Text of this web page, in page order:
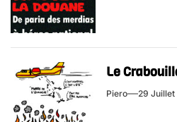
Le
Piero 29 Juillet